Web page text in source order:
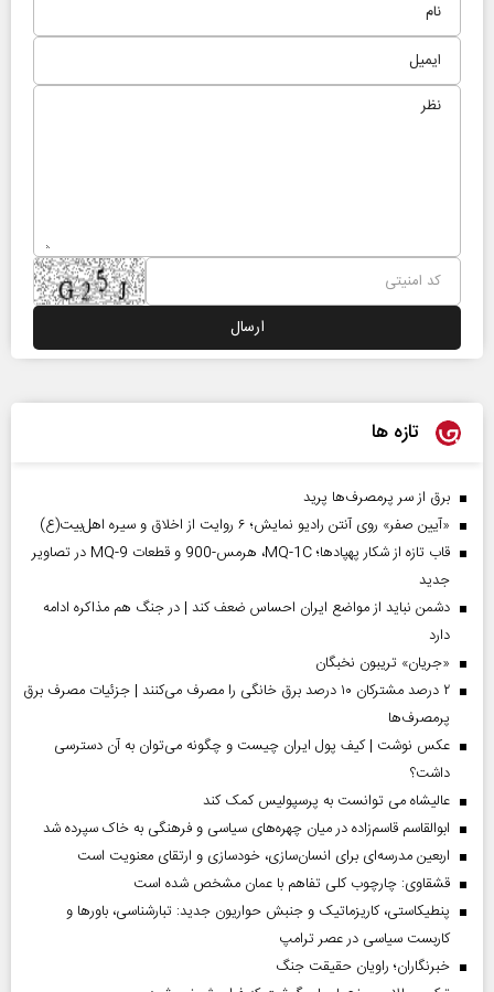
تازه ها
برق از سر پرمصرف‌ها پرید
«آیین صفر» روی آنتن رادیو نمایش؛ ۶ روایت از اخلاق و سیره اهل‌بیت(ع)
قاب تازه از شکار پهپادها؛ MQ-1C، هرمس-900 و قطعات MQ-9 در تصاویر
جدید
دشمن نباید از مواضع ایران احساس ضعف کند | در جنگ هم مذاکره ادامه
دارد
«جریان» تریبون نخبگان
۲ درصد مشترکان ۱۰ درصد برق خانگی را مصرف می‌کنند | جزئیات مصرف برق
پرمصرف‌ها
عکس نوشت | کیف پول ایران چیست و چگونه می‌توان به آن دسترسی
داشت؟
عالیشاه می توانست به پرسپولیس کمک کند
ابوالقاسم قاسم‌زاده در میان چهره‌های سیاسی و فرهنگی به خاک سپرده شد
اربعین مدرسه‌ای برای انسان‌سازی، خودسازی و ارتقای معنویت است
قشقاوی: چارچوب کلی تفاهم با عمان مشخص شده است
پنطیکاستی، کاریزماتیک و جنبش حواریون جدید: تبارشناسی، باور‌ها و
کاربست سیاسی در عصر ترامپ
خبرنگاران؛ راویان حقیقت جنگ